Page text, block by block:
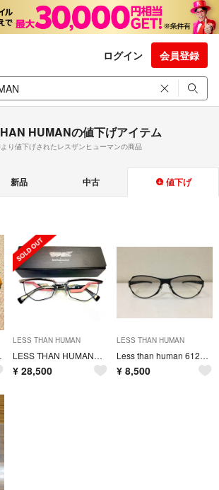
ログイン 会員登録
HUMANの値下げアイテム
り値下げされたレスザンヒューマンの商品
新品 中古 値下げ
ネ！
LESS THAN HUMAN
LESS THAN HUMAN レスザンヒューマン メガネ マジンガーZ
¥ 28,500
LESS THAN HUMAN
Less than human 612no-0 col.195M サングラス
¥ 8,500